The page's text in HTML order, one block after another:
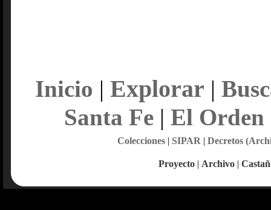
Inicio | Explorar |
Santa Fe| El Orden
Colecciones| SIPAR | Decretos
Proyecto | Archivo |